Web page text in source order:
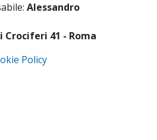
Alessandro
Crociferi 41 - Roma
Policy